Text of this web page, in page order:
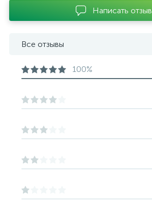
Написать отзыв
Все отзывы
100%